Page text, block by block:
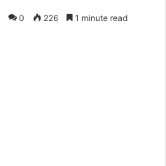
0 226 1 minute read